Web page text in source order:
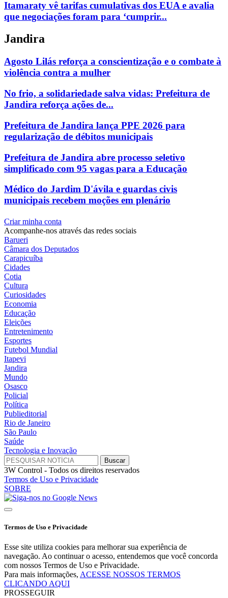
Itamaraty vê tarifas cumulativas dos EUA e avalia
que negociações foram para ‘cumprir...
Jandira
Agosto Lilás reforça a conscientização e o combate à
violência contra a mulher
No frio, a solidariedade salva vidas: Prefeitura de
Jandira reforça ações de...
Prefeitura de Jandira lança PPE 2026 para
regularização de débitos municipais
Prefeitura de Jandira abre processo seletivo
simplificado com 95 vagas para a Educação
Médico do Jardim D'ávila e guardas civis
municipais recebem moções em plenário
Criar minha conta
Acompanhe-nos através das redes sociais
Barueri
Câmara dos Deputados
Carapicuíba
Cidades
Cotia
Cultura
Curiosidades
Economia
Educação
Eleições
Entretenimento
Esportes
Futebol Mundial
Itapevi
Jandira
Mundo
Osasco
Policial
Política
Publieditorial
Rio de Janeiro
São Paulo
Saúde
Tecnologia e Inovação
3W Control - Todos os direitos reservados
Termos de Uso e Privacidade
SOBRE
Termos de Uso e Privacidade
Esse site utiliza cookies para melhorar sua experiência de
navegação. Ao continuar o acesso, entendemos que você concorda
com nossos Termos de Uso e Privacidade.
Para mais informações, ACESSE NOSSOS TERMOS
CLICANDO AQUI
PROSSEGUIR